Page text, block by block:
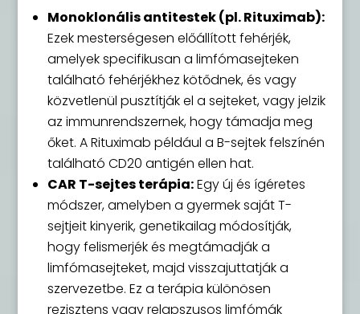
Monoklonális antitestek (pl. Rituximab):
Ezek mesterségesen előállított fehérjék,
amelyek specifikusan a limfómasejteken
található fehérjékhez kötődnek, és vagy
közvetlenül pusztítják el a sejteket, vagy jelzik
az immunrendszernek, hogy támadja meg
őket. A Rituximab például a B-sejtek felszínén
található CD20 antigén ellen hat.
CAR T-sejtes terápia:Egy új és ígéretes
módszer, amelyben a gyermek saját T-
sejtjeit kinyerik, genetikailag módosítják,
hogy felismerjék és megtámadják a
limfómasejteket, majd visszajuttatják a
szervezetbe. Ez a terápia különösen
rezisztens vagy relapszusos limfómák